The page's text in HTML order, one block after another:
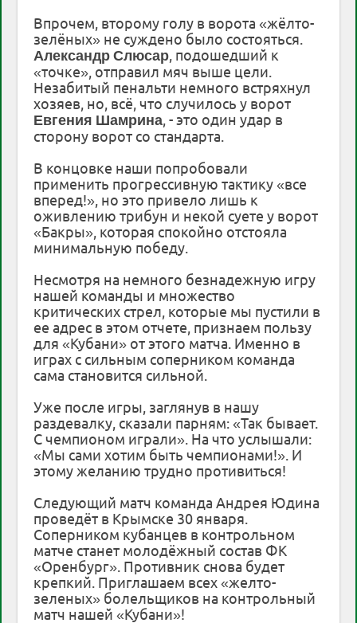
Впрочем, второму голу в ворота «жёлто-
зелёных» не суждено было состояться.
Александр Слюсар , подошедший к
«точке», отправил мяч выше цели.
Незабитый пенальти немного встряхнул
хозяев, но, всё, что случилось у ворот
Евгения Шамрина , - это один удар в
сторону ворот со стандарта.
В концовке наши попробовали
применить прогрессивную тактику «все
вперед!», но это привело лишь к
оживлению трибун и некой суете у ворот
«Бакры», которая спокойно отстояла
минимальную победу.
Несмотря на немного безнадежную игру
нашей команды и множество
критических стрел, которые мы пустили в
ее адрес в этом отчете, признаем пользу
для «Кубани» от этого матча. Именно в
играх с сильным соперником команда
сама становится сильной.
Уже после игры, заглянув в нашу
раздевалку, сказали парням: «Так бывает.
С чемпионом играли». На что услышали:
«Мы сами хотим быть чемпионами!». И
этому желанию трудно противиться!
Следующий матч команда Андрея Юдина
проведёт в Крымске 30 января.
Соперником кубанцев в контрольном
матче станет молодёжный состав ФК
«Оренбург». Противник снова будет
крепкий. Приглашаем всех «желто-
зеленых» болельщиков на контрольный
матч нашей «Кубани»!